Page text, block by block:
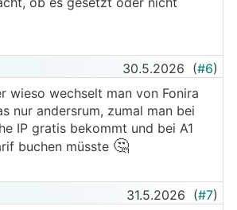
30.5.2026 (#6)
wieso wechselt man von Fonira
nur andersrum, zumal man bei
IP gratis bekommt und bei A1
buchen müsste 🤔
31.5.2026 (#7)